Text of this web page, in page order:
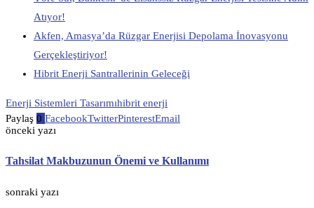
Atıyor!
Akfen, Amasya’da Rüzgar Enerjisi Depolama İnovasyonu
Gerçekleştiriyor!
Hibrit Enerji Santrallerinin Geleceği
Enerji Sistemleri Tasarımıhibrit enerji
Paylaş 0 FacebookTwitterPinterestEmail
önceki yazı
Tahsilat Makbuzunun Önemi ve Kullanımı
sonraki yazı